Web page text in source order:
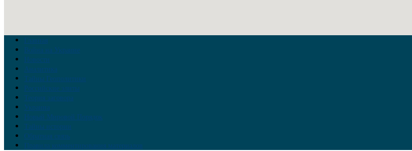
Главная
Война на Украине
Новости
Аналитика
Тайны Геополитики
Российские элиты
Теория заговора
Украина
Новый Мировой Порядок
Тайны истории
Обратная связь
Правила комментирования материалов